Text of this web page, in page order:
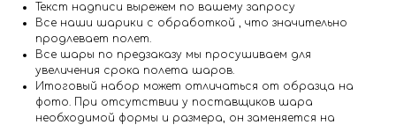
Текст надписи вырежем по вашему запросу
Все наши шарики с обработкой , что значительно
продлевает полет.
Все шары по предзаказу мы просушиваем для
увеличения срока полета шаров.
Итоговый набор может отличаться от образца на
фото. При отсутствии у поставщиков шара
необходимой формы и размера, он заменяется на